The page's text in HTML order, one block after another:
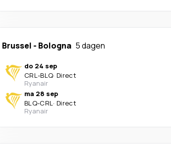
Brussel - Bologna 5 dagen
do 24 sep
CRL-BLQ· Direct
Ryanair
ma 28 sep
BLQ-CRL· Direct
Ryanair